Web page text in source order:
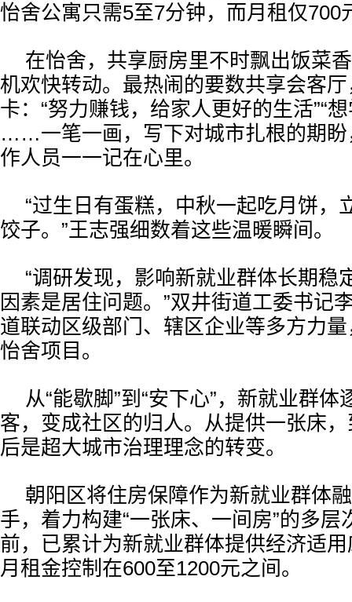
怡舍公寓只需5至7分钟，而月租仅700
在怡舍，共享厨房里不时飘出饭菜
机欢快转动。最热闹的要数共享会客
卡：“努力赚钱，给家人更好的生活”“
……一笔一画，写下对城市扎根的期盼
作人员一一记在心里。
“过生日有蛋糕，中秋一起吃月饼，
饺子。”王志强细数着这些温暖瞬间。
“调研发现，影响新就业群体长期稳
因素是居住问题。”双井街道工委书记
道联动区级部门、辖区企业等多方力
怡舍项目。
从“能歇脚”到“安下心”，新就业群
客，变成社区的归人。从提供一张床
后是超大城市治理理念的转变。
朝阳区将住房保障作为新就业群体
手，着力构建“一张床、一间房”的多层
前，已累计为新就业群体提供经济适
月租金控制在600至1200元之间。